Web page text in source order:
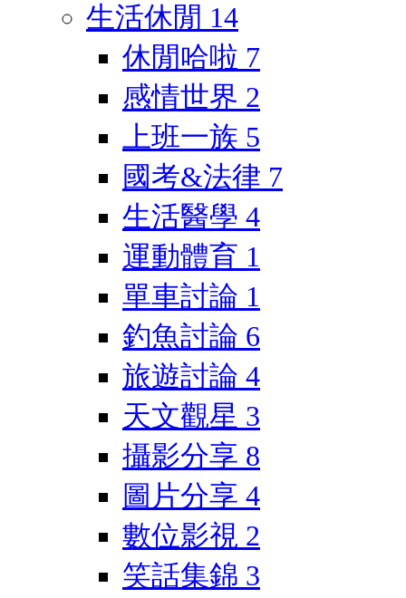
生活休閒 14
休閒哈啦 7
感情世界 2
上班一族 5
國考&法律 7
生活醫學 4
運動體育 1
單車討論 1
釣魚討論 6
旅遊討論 4
天文觀星 3
攝影分享 8
圖片分享 4
數位影視 2
笑話集錦 3